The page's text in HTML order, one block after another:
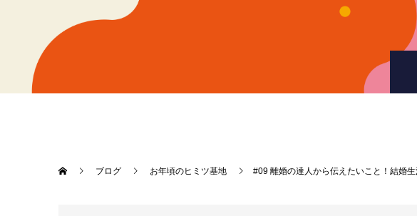
ブログ お年頃のヒミツ基地 #09 離婚の達人から伝えたいこと！結婚